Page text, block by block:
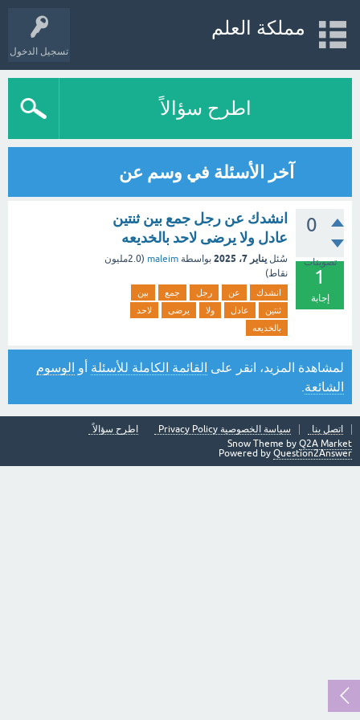
تسجيل الدخول
مملكة العلم
اطرح سؤالاً
آخر الأسئلة في وسم عن
0
تصويتات
1
إجابة
انشدك عن رجل جمع بين ثنتين
عادل ولا يرضى لاحد بالخديعه
سُئل يناير 7، 2025 بواسطة maleim
(2.0مليون
نقاط)
انشدك عن رجل جمع
بين
ثنتين
عادل ولا يرضى
لاحد
بالخديعه
لمشاهدة المزيد، انقر على القائمة الكاملة للأسئلة أو الوسوم
الشائعة
اتصل بنا سياسة الخصوصية Privacy Policy
اطرح سؤالاً
Snow Theme by Q2A Market
Powered by Question2Answer